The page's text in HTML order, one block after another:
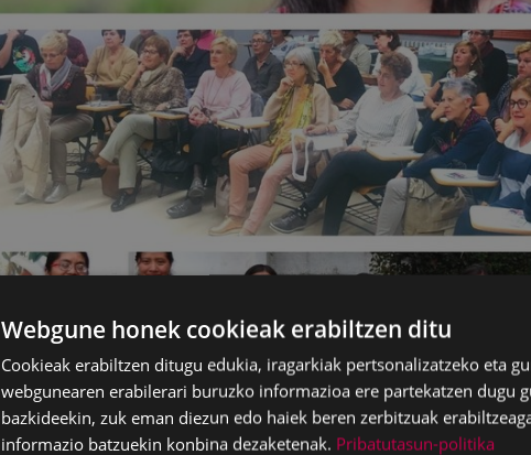
Webgune honek cookieak erabiltzen ditu
Cookieak erabiltzen ditugu edukia, iragarkiak pertsonalizatzeko eta
webgunearen erabilerari buruzko informazioa ere partekatzen dugu
bazkideekin, zuk eman diezun edo haiek beren zerbitzuak
informazio batzuekin konbina dezaketenak. Pribatutasun-politika